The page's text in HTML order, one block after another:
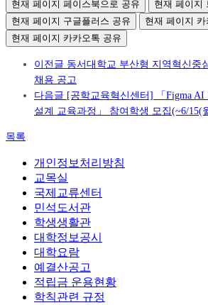
현재 페이지 페이스북으로 공유
현재 페이지
현재 페이지 구글플러스 공유
현재 페이지
현재 페이지 카카오톡 공유
이전글 동서대학교 부산형 지역혁신중
채용 공고
다음글 [공학교육혁신센터] 「Figma
설계 교육과정」 참여학생 모집(~6/15(
목록
개인정보처리방침
교목실
국제교류센터
민석도서관
학생생활관
대학정보공시
대학요람
예결산공고
적립금 운용현황
학칙관련 규정